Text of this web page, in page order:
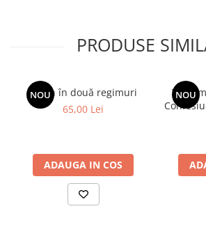
timpului liber, în cadrul Centrului MiniMe al
PRODUSE
NOU
Spion în două regimuri
65,00 Lei
ADAUGA IN COS
NOU
Viața